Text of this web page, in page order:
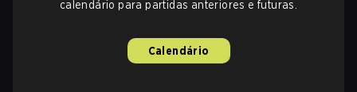
calendário para partidas anteriores e futuras.
Calendário